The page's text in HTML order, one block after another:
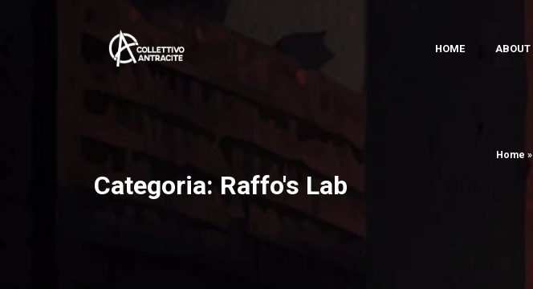
HOME ABOUT
Home »
Categoria: Raffo's Lab